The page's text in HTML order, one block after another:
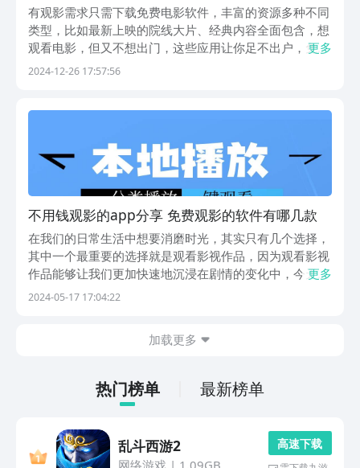
有观影需求只需下载免费电影软件，丰富的资源多种不同
类型，比如最新上映的院线大片、经典内容全面包含，想
观看电影，但又不想出门，这些应用让你足不出户，免费
看大片，支持离线下载，在网络不好或者没有网络的情况
更多
2024-12-26 17:57:56
不用钱观影的app分享 免费观影的软件有哪几款
在我们的日常生活中想要消磨时光，其实只有几个选择，
其中一个最重要的选择就是观看影视作品，因为观看影视
作品能够让我们更加快速地沉浸在剧情的变化中，今天小
编就给大家带来免费观影的app推荐，为大家分享几款好
更多
2024-05-17 17:04:22
加载更多
热门榜单 最新榜单
乱斗西游2
网络游戏| 1.09GB
高 速 下 载